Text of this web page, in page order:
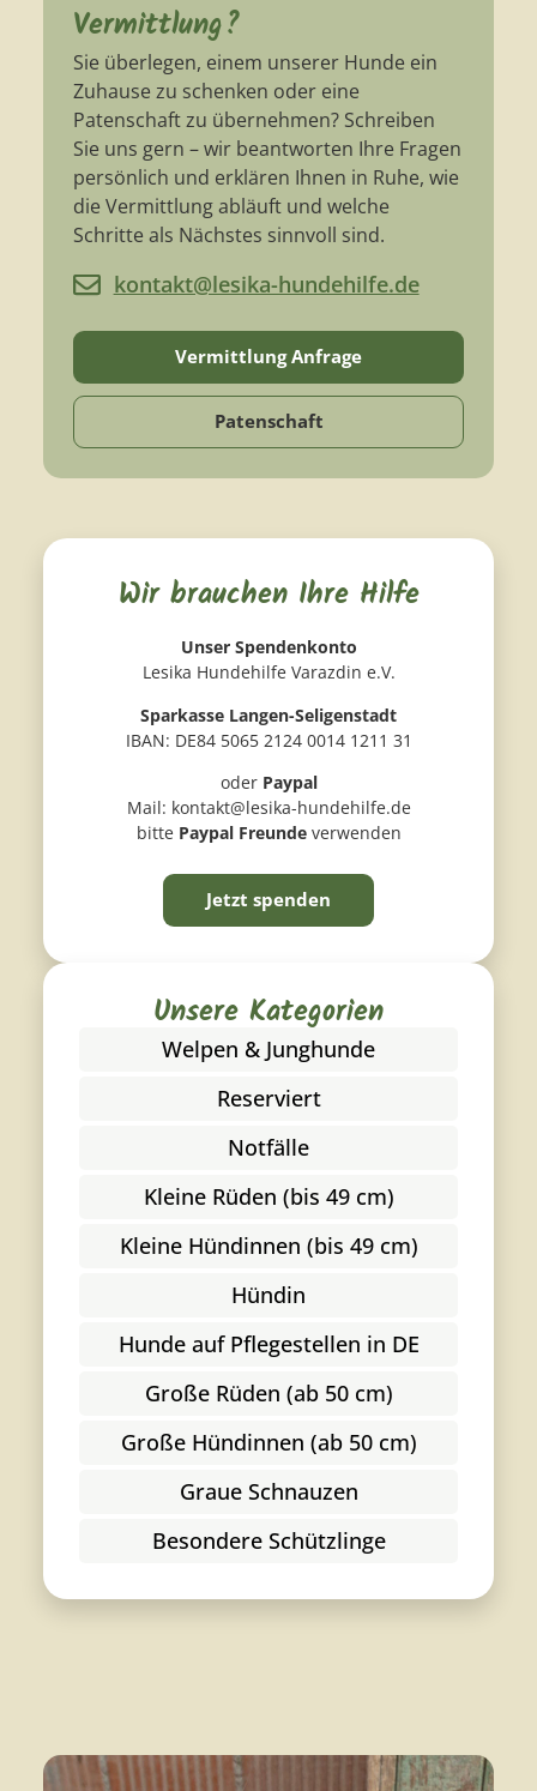
Vermittlung?
Sie überlegen, einem unserer Hunde ein
Zuhause zu schenken oder eine
Patenschaft zu übernehmen? Schreiben
Sie uns gern – wir beantworten Ihre Fragen
persönlich und erklären Ihnen in Ruhe, wie
die Vermittlung abläuft und welche
Schritte als Nächstes sinnvoll sind.
kontakt@lesika-hundehilfe.de
Vermittlung Anfrage
Patenschaft
Wir brauchen Ihre Hilfe
Unser Spendenkonto
Lesika Hundehilfe Varazdin e.V.
Sparkasse Langen-Seligenstadt
IBAN: DE84 5065 2124 0014 1211 31
oder Paypal
Mail: kontakt@lesika-hundehilfe.de
bitte Paypal Freundeverwenden
Jetzt spenden
Unsere Kategorien
Welpen & Junghunde
Reserviert
Notfälle
Kleine Rüden (bis 49 cm)
Kleine Hündinnen (bis 49 cm)
Hündin
Hunde auf Pflegestellen in DE
Große Rüden (ab 50 cm)
Große Hündinnen (ab 50 cm)
Graue Schnauzen
Besondere Schützlinge